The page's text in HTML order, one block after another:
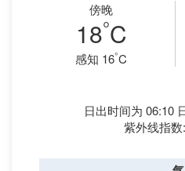
傍晚
18°C
感知 16°C
日出时间为 06:10
紫外线指